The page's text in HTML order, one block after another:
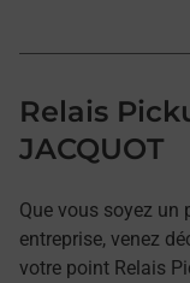
Relais
JACQUOT
Que vous soyez un
entreprise, venez
votre point Relais